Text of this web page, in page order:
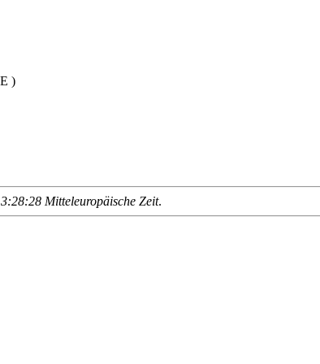
)
Mitteleuropäische Zeit.